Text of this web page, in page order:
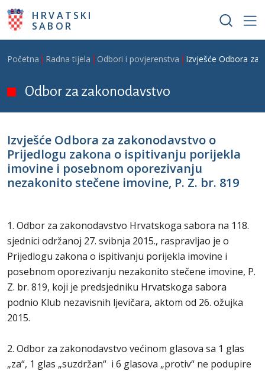
Skoči na glavni sadržaj
HRVATSKI
SABOR
Breadcrumb
Početna Radna tijela Odbori i povjerenstva Izvješće Odbora za
Odbor za zakonodavstvo
Izvješće Odbora za zakonodavstvo o
Prijedlogu zakona o ispitivanju porijekla
imovine i posebnom oporezivanju
nezakonito stečene imovine, P. Z. br. 819
1. Odbor za zakonodavstvo Hrvatskoga sabora na 118.
sjednici održanoj 27. svibnja 2015., raspravljao je o
Prijedlogu zakona o ispitivanju porijekla imovine i
posebnom oporezivanju nezakonito stečene imovine, P.
Z. br. 819, koji je predsjedniku Hrvatskoga sabora
podnio Klub nezavisnih ljevičara, aktom od 26. ožujka
2015.
2. Odbor za zakonodavstvo većinom glasova sa 1 glas
„za“, 1 glas „suzdržan“ i 6 glasova „protiv“ ne podupire